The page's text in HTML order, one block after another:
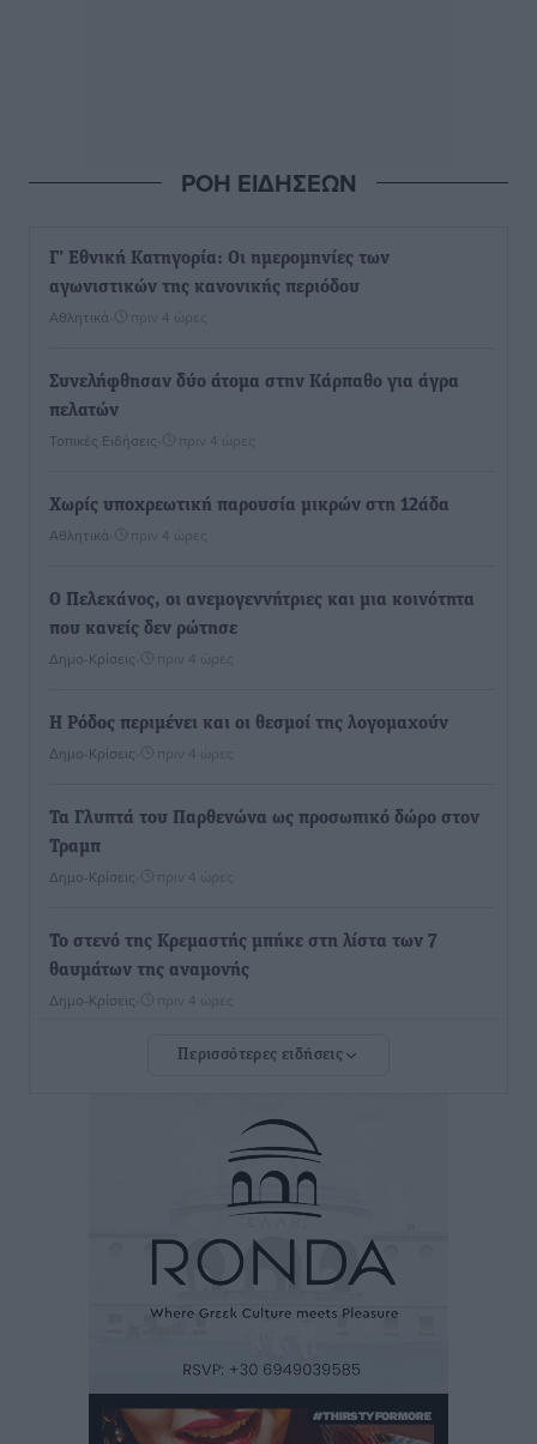
ΡΟΗ ΕΙΔΗΣΕΩΝ
Γ’ Εθνική Κατηγορία: Οι ημερομηνίες των
αγωνιστικών της κανονικής περιόδου
Αθλητικά πριν 4 ώρες
Συνελήφθησαν δύο άτομα στην Κάρπαθο για άγρα
πελατών
Τοπικές Ειδήσεις πριν 4 ώρες
Χωρίς υποχρεωτική παρουσία μικρών στη 12άδα
Αθλητικά πριν 4 ώρες
Ο Πελεκάνος, οι ανεμογεννήτριες και μια κοινότητα
που κανείς δεν ρώτησε
Δημο-Κρίσεις πριν 4 ώρες
Η Ρόδος περιμένει και οι θεσμοί της λογομαχούν
Δημο-Κρίσεις πριν 4 ώρες
Τα Γλυπτά του Παρθενώνα ως προσωπικό δώρο στον
Τραμπ
Δημο-Κρίσεις πριν 4 ώρες
Το στενό της Κρεμαστής μπήκε στη λίστα των 7
θαυμάτων της αναμονής
Δημο-Κρίσεις πριν 4 ώρες
ΣΕΤΕ: Σημαντική θεσμική εξέλιξη η ΚΥΑ για το ΕΧΠ
Γ. Χατζημάρκος: “Δύο μεγάλες δεσμεύσεις
Γεωργιάδη” – Κίνητρα για τους γιατρούς των νησιών
και συνεργασία Ρόδου με το Αττικόν για το
Ακτινοθεραπευτικό
Τοπικές Ειδήσεις πριν 5 ώρες
Σούπερ μάρκετ: Διευρύνεται η εθνική πρωτοβουλία
για τις τιμές – Eρχονται νέες συμμετοχές εταιρειών
Ειδήσεις• πριν 5 ώρες
Περισσότερες ειδήσεις